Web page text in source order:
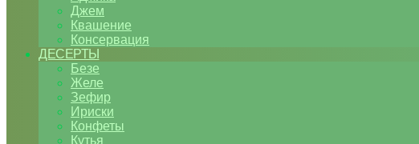
Джем
Квашение
Консервация
ДЕСЕРТЫ
Безе
Желе
Зефир
Ириски
Конфеты
Кутья